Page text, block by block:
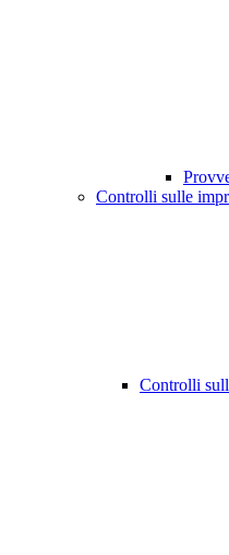
Controlli sulle
Controlli